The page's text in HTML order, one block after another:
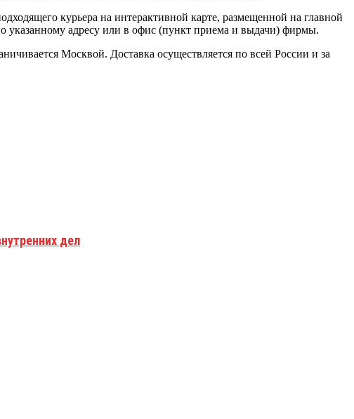
курьера на интерактивной карте, размещенной на главной
указанному адресу или в офис (пункт приема и выдачи) фирмы.
Москвой. Доставка осуществляется по всей России и за
дел